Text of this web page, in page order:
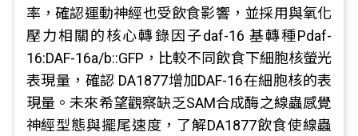
率，確認運動神經也受飲食影響，並採用與氧化
壓力相關的核心轉錄因子daf-16 基轉種Pdaf-
16:DAF-16a/b::GFP，比較不同飲食下細胞核螢光
表現量，確認 DA1877增加DAF-16在細胞核的表
現量。未來希望觀察缺乏SAM合成酶之線蟲感覺
神經型態與擺尾速度，了解DA1877飲食使線蟲